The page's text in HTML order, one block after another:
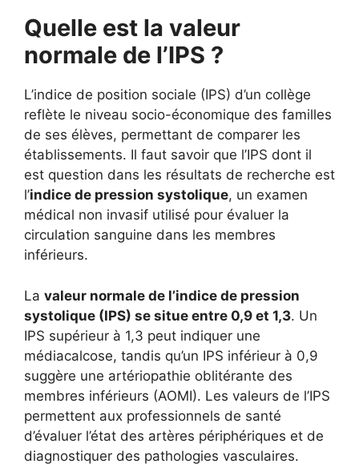
Quelle est la valeur
normale de l’IPS ?
L’indice de position sociale (IPS) d’un collège
reflète le niveau socio-économique des familles
de ses élèves, permettant de comparer les
établissements. Il faut savoir que l’IPS dont il
est question dans les résultats de recherche est
l’indice de pression systolique, un examen
médical non invasif utilisé pour évaluer la
circulation sanguine dans les membres
inférieurs.
La valeur normale de l’indice de pression
systolique (IPS) se situe entre 0,9 et 1,3. Un
IPS supérieur à 1,3 peut indiquer une
médiacalcose, tandis qu’un IPS inférieur à 0,9
suggère une artériopathie oblitérante des
membres inférieurs (AOMI). Les valeurs de l’IPS
permettent aux professionnels de santé
d’évaluer l’état des artères périphériques et de
diagnostiquer des pathologies vasculaires.